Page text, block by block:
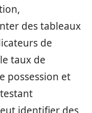
des tableaux
de
taux de
possession et